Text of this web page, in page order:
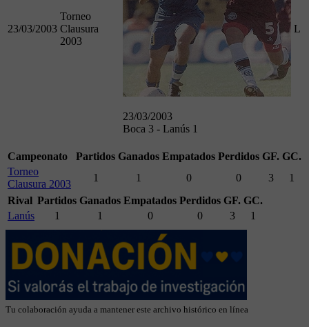
23/03/2003
Torneo
Clausura
2003
23/03/2003
Boca 3 - Lanús 1
L
Campeonato Partidos Ganados Empatados Perdidos GF. GC.
Torneo
Clausura 2003
1 1 0 0 3
1
Rival Partidos Ganados Empatados Perdidos GF. GC.
Lanús
1 1 0 0 3 1
Tu colaboración ayuda a mantener este archivo histórico en línea